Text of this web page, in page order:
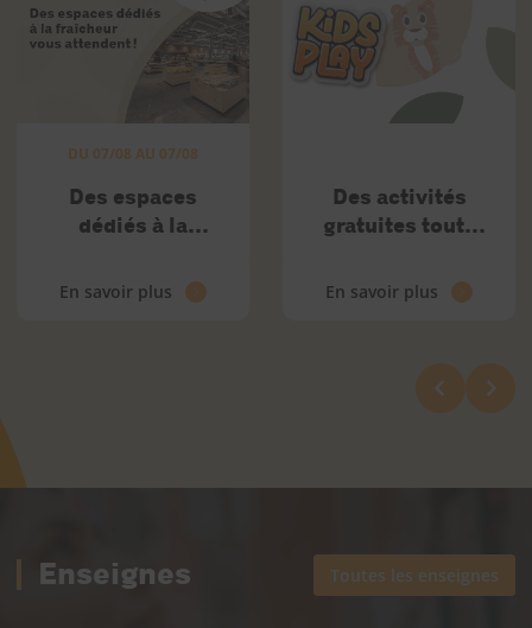
DU 07/08 AU 07/08
Des espaces
dédiés à la
attendent chez
En savoir plus
Des activités
gratuites toute
En savoir plus
Enseignes Toutes les enseignes